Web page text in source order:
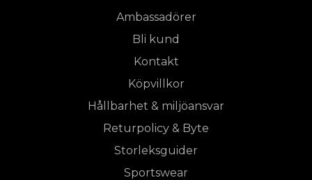
Ambassadörer
Bli kund
Kontakt
Köpvillkor
Hållbarhet & miljöansvar
Returpolicy & Byte
Storleksguider
Sportswear